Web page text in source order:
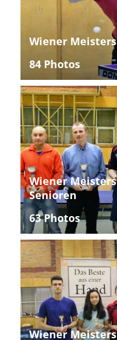
Wiener
84 Photos
Wiener
Senioren
63 Photos
Wiener